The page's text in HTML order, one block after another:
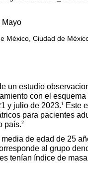
Mayo
México, Ciudad de
un estudio
con el
y julio de 2023.1
Este
para pacientes
país.2
de edad de 25
al grupo
tenían índice de